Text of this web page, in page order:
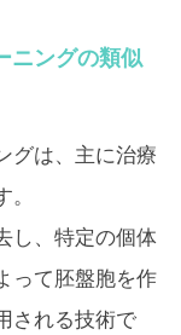
ニングの類似
グは、主に治療
し、特定の個体
って胚盤胞を作
される技術で